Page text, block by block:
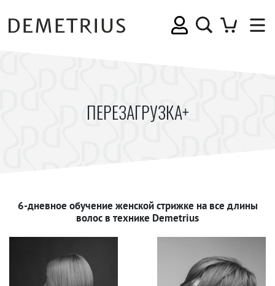
ПЕРЕЗАГРУЗКА+
6-дневное обучение женской стрижке на все длины
волос в технике Demetrius